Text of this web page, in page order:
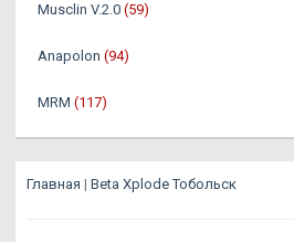
Musclin V.2.0 (59)
Anapolon (94)
MRM (117)
Главная | Beta Xplode Тобольск